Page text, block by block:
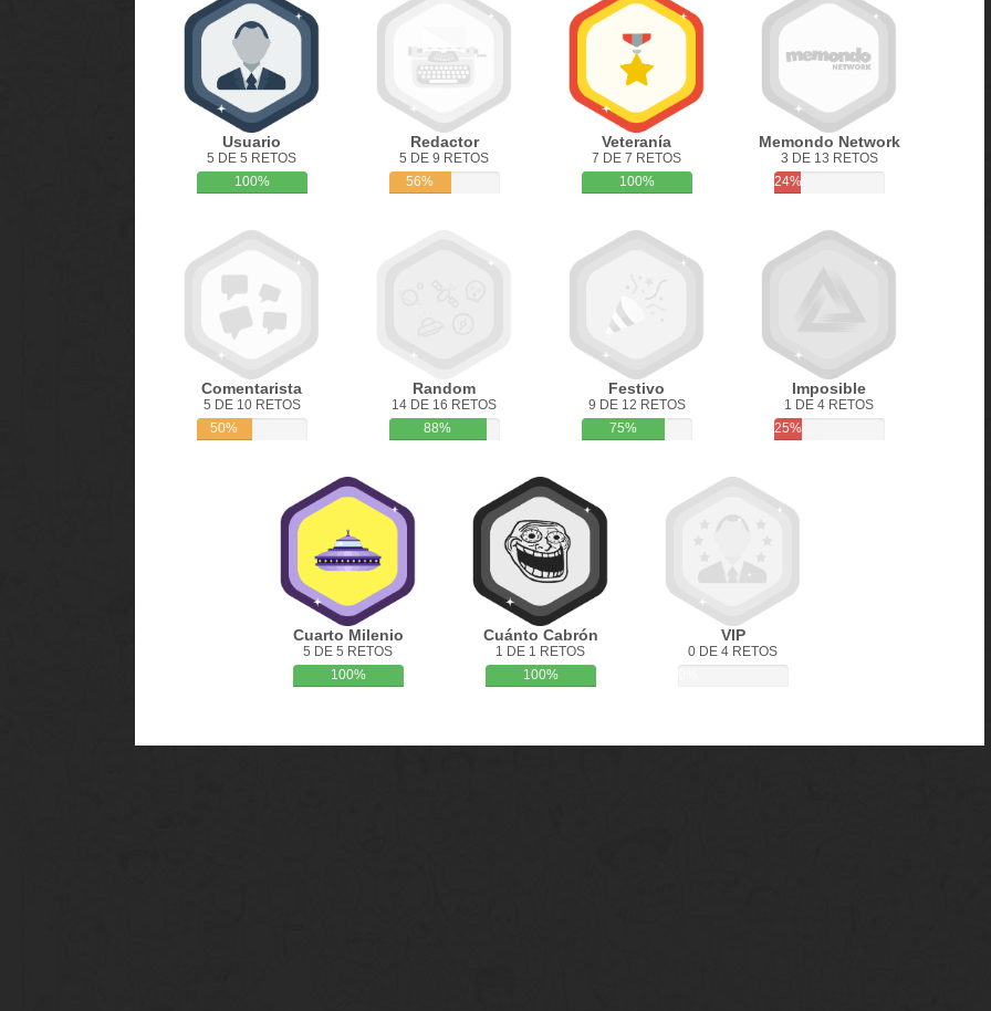
Usuario
5 DE 5 RETOS
100%
Redactor
5 DE 9 RETOS
56%
Veteranía
7 DE 7 RETOS
100%
Memondo Network
3 DE 13 RETOS
24%
Comentarista
5 DE 10 RETOS
50%
Random
14 DE 16 RETOS
88%
Festivo
9 DE 12 RETOS
75%
Imposible
1 DE 4 RETOS
25%
Cuarto Milenio
5 DE 5 RETOS
100%
Cuánto Cabrón
1 DE 1 RETOS
100%
VIP
0 DE 4 RETOS